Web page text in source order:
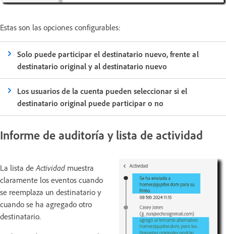
Estas son las opciones configurables:
Solo puede participar el destinatario nuevo, frente al
destinatario original y al destinatario nuevo
Los usuarios de la cuenta pueden seleccionar si el
destinatario original puede participar o no
Informe de auditoría y lista de actividad
La lista deActividad muestra
claramente los eventos cuando
se reemplaza un destinatario y
cuando se ha agregado otro
destinatario.